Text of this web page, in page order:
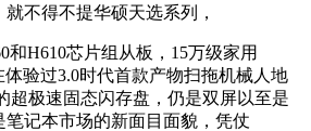
不得不提华硕天选系列，
H610芯片组从板，15万级家用
体验过3.0时代首款产物扫拖机械人地
超极速固态闪存盘，仍是双屏以至是
记本市场的新面目面貌，凭仗